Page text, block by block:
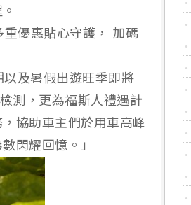
優惠貼心守護， 加碼
及暑假出遊旺季即將
測，更為福斯人禮遇計
協助車主們於用車高峰
閃耀回憶。」